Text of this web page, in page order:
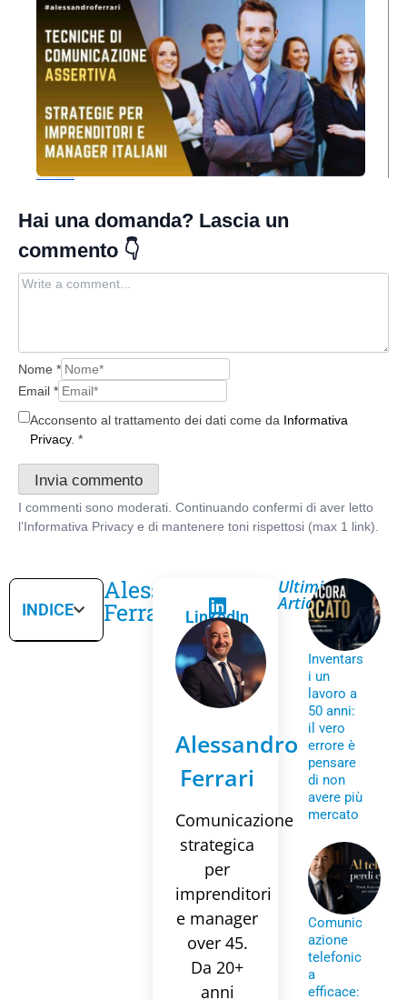
Nome *
Email *
Acconsento al trattamento dei dati come da Informativa
Privacy. *
INDICE
Alessandro
Ferrari LinkedIn
Alessandro
Ferrari
Comunicazione
strategica
per
imprenditori
e manager
over 45.
Da 20+
anni
Ultimi
Articoli
Inventars
i un
lavoro a
50 anni:
il vero
errore è
pensare
di non
avere più
mercato
Comunic
azione
telefonic
a
efficace: